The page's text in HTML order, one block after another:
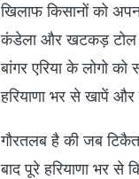
खिलाफ किसानों को
कंडेला और खटकड़ टोल
बांगर एरिया के लोगो
हरियाणा भर से खापें और
गौरतलब है की जब
बाद पूरे हरियाणा भर से